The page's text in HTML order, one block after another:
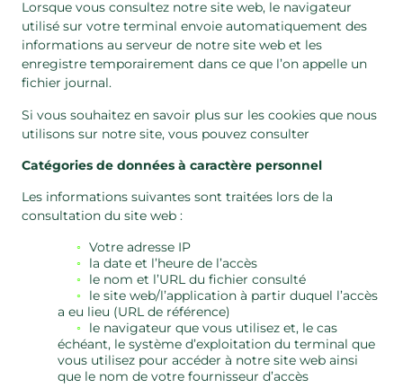
Lorsque vous consultez notre site web, le navigateur
utilisé sur votre terminal envoie automatiquement des
informations au serveur de notre site web et les
enregistre temporairement dans ce que l’on appelle un
fichier journal.
Si vous souhaitez en savoir plus sur les cookies que nous
utilisons sur notre site, vous pouvez consulter
Catégories de données à caractère personnel
Les informations suivantes sont traitées lors de la
consultation du site web :
Votre adresse IP
la date et l’heure de l’accès
le nom et l’URL du fichier consulté
le site web/l’application à partir duquel l’accès
a eu lieu (URL de référence)
le navigateur que vous utilisez et, le cas
échéant, le système d’exploitation du terminal que
vous utilisez pour accéder à notre site web ainsi
que le nom de votre fournisseur d’accès